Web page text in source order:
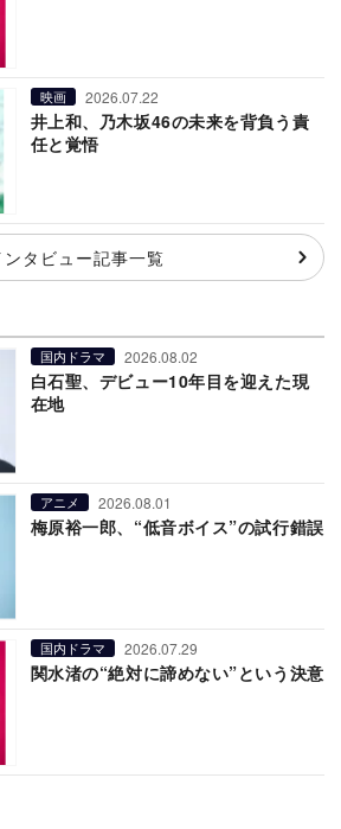
映画 2026.07.22
井上和、乃木坂46の未来を背負う責
任と覚悟
ンタビュー記事一覧
国内ドラマ 2026.08.02
白石聖、デビュー10年目を迎えた現
在地
アニメ 2026.08.01
梅原裕一郎、“低音ボイス”の試行錯誤
国内ドラマ 2026.07.29
関水渚の“絶対に諦めない”という決意